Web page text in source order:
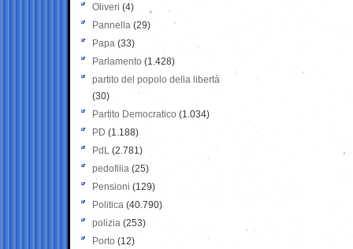
Oliveri (4)
Pannella (29)
Papa (33)
Parlamento (1.428)
partito del popolo della libertà
(30)
Partito Democratico (1.034)
PD (1.188)
PdL (2.781)
pedofilia (25)
Pensioni (129)
Politica (40.790)
polizia (253)
Porto (12)